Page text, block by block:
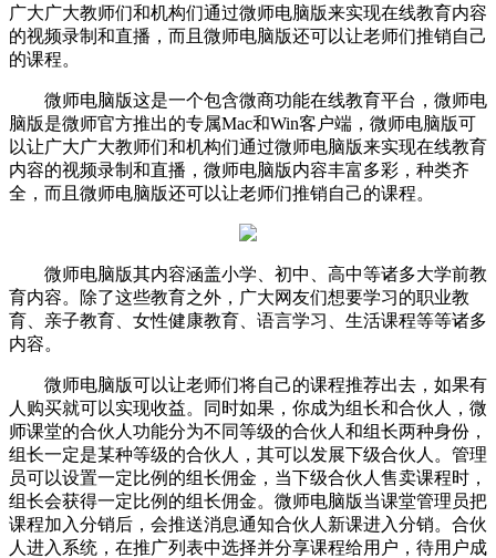
广大广大教师们和机构们通过微师电脑版来实现在线教育内容
的视频录制和直播，而且微师电脑版还可以让老师们推销自己
的课程。
微师电脑版这是一个包含微商功能在线教育平台，微师电
脑版是微师官方推出的专属Mac和Win客户端，微师电脑版可
以让广大广大教师们和机构们通过微师电脑版来实现在线教育
内容的视频录制和直播，微师电脑版内容丰富多彩，种类齐
全，而且微师电脑版还可以让老师们推销自己的课程。
微师电脑版其内容涵盖小学、初中、高中等诸多大学前教
育内容。除了这些教育之外，广大网友们想要学习的职业教
育、亲子教育、女性健康教育、语言学习、生活课程等等诸多
内容。
微师电脑版可以让老师们将自己的课程推荐出去，如果有
人购买就可以实现收益。同时如果，你成为组长和合伙人，微
师课堂的合伙人功能分为不同等级的合伙人和组长两种身份，
组长一定是某种等级的合伙人，其可以发展下级合伙人。管理
员可以设置一定比例的组长佣金，当下级合伙人售卖课程时，
组长会获得一定比例的组长佣金。微师电脑版当课堂管理员把
课程加入分销后，会推送消息通知合伙人新课进入分销。合伙
人进入系统，在推广列表中选择并分享课程给用户，待用户成